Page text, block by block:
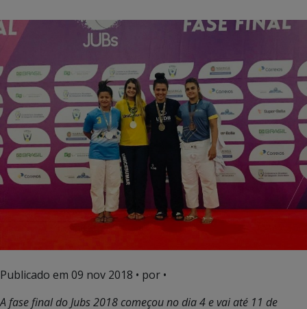
Publicado em 09 nov 2018 • por •
A fase final do Jubs 2018 começou no dia 4 e vai até 11 de